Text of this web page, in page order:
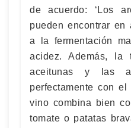
de acuerdo: ‘Los
pueden encontrar en
a la fermentación
acidez. Además, la
aceitunas y las
perfectamente con el
vino combina bien
tomate o patatas